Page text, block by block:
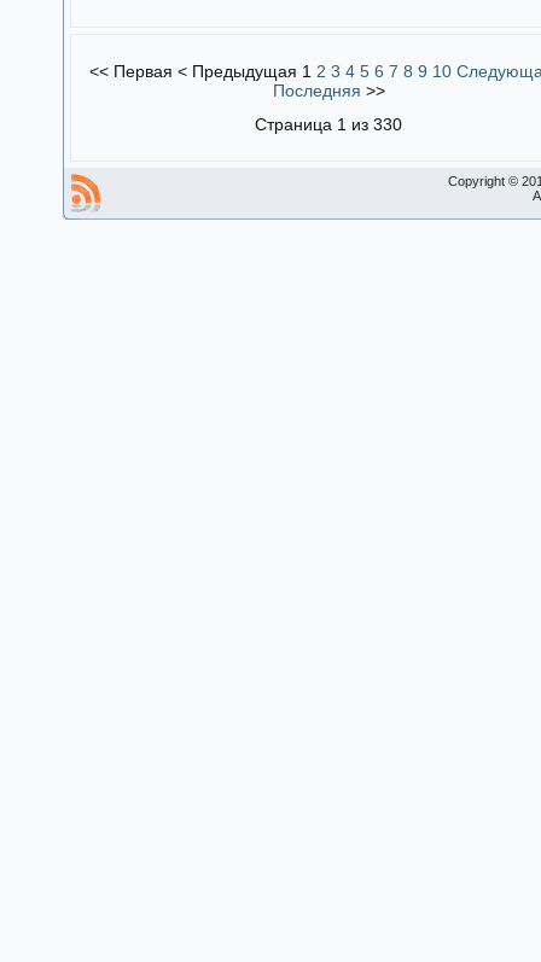
<< Первая < Предыдущая 1 2 3 4 5 6 7 8 9 10
Последняя >>
Страница 1 из 330
Copyright ©